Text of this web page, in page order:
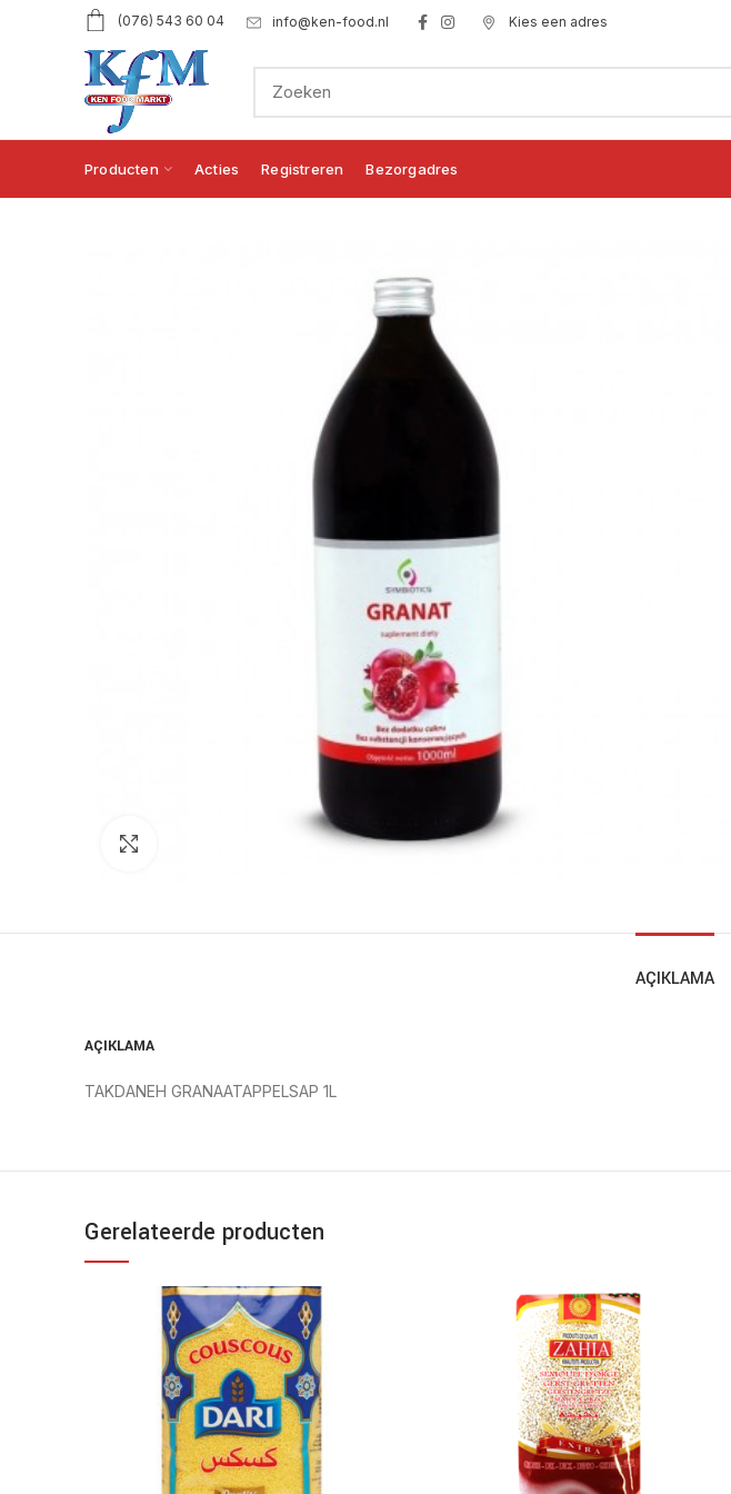
(076) 543 60 04 info@ken-food.nl Kies een adres
Producten Acties Registreren Bezorgadres
AÇIKLAMA
AÇIKLAMA
TAKDANEH GRANAATAPPELSAP 1L
Gerelateerde producten